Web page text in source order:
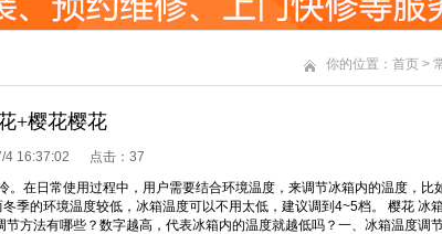
你的位置： 首页 >
+樱花樱花
16:37:02 点击： 37
在日常使用过程中，用户需要结合环境温度，来调节冰箱内的温度，比
季的环境温度较低，冰箱温度可以不用太低，建议调到4~5档。 樱花 冰
方法有哪些？数字越高，代表冰箱内的温度就越低吗？一、冰箱温度调